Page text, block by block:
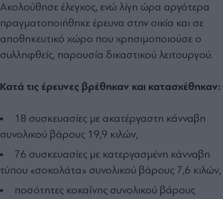
Ακολούθησε έλεγχος, ενώ λίγη ώρα αργότερα
πραγματοποιήθηκε έρευνα στην οικία και σε
αποθηκευτικό χώρο που χρησιμοποιούσε ο
συλληφθείς, παρουσία δικαστικού λειτουργού.
Κατά τις έρευνες βρέθηκαν και κατασχέθηκαν:
18 συσκευασίες με ακατέργαστη κάνναβη
συνολικού βάρους 19,9 κιλών,
76 συσκευασίες με κατεργασμένη κάνναβη
τύπου «σοκολάτα» συνολικού βάρους 7,6 κιλών,
ποσότητες κοκαΐνης συνολικού βάρους